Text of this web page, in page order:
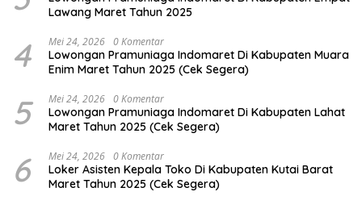
Lawang Maret Tahun 2025
4 Mei 24, 2026 0 Komentar
Lowongan Pramuniaga Indomaret Di Kabupaten Muara
Enim Maret Tahun 2025 (Cek Segera)
5 Mei 24, 2026 0 Komentar
Lowongan Pramuniaga Indomaret Di Kabupaten Lahat
Maret Tahun 2025 (Cek Segera)
6 Mei 24, 2026 0 Komentar
Loker Asisten Kepala Toko Di Kabupaten Kutai Barat
Maret Tahun 2025 (Cek Segera)